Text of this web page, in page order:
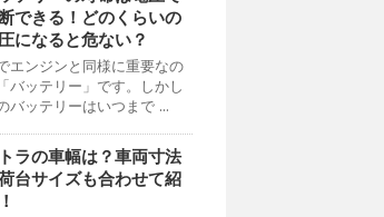
できる！どのくらいの
になると危ない？
エンジンと同様に重要なの
バッテリー」です。しかし
バッテリーはいつまで ...
ラの車幅は？車両寸法
台サイズも合わせて紹